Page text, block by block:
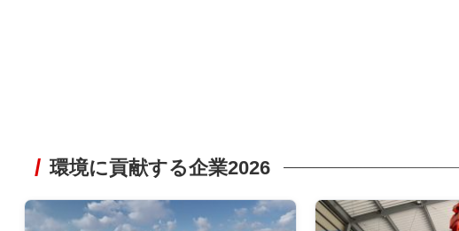
環境に貢献する企業2026